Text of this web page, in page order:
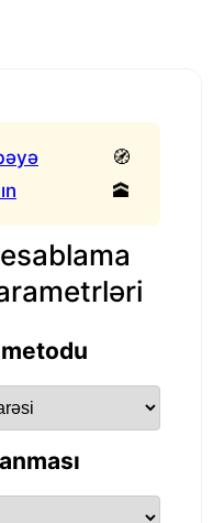
🧭
🕋